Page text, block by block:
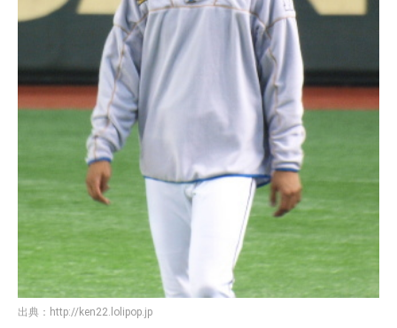
出典： http://ken22.lolipop.jp